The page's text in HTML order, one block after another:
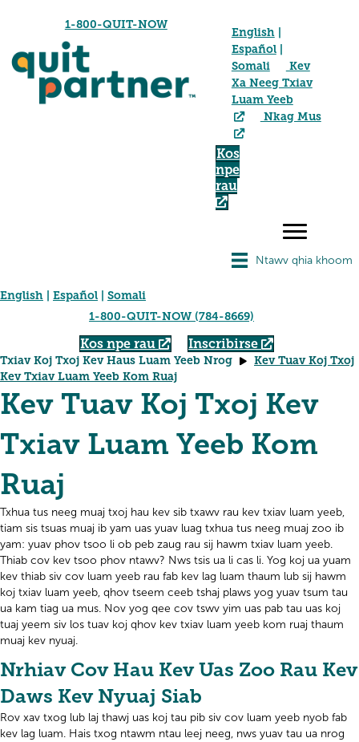
1-800-QUIT-NOW
English
Español|
Somali
Kev
Xa Neeg Txiav
Luam Yeeb
Nkag Mus
Kos
npe
rau
Ntawv qhia khoom
English | Español | Somali
1-800-QUIT-NOW (784-8669)
Kos npe rau Inscribirse
Txiav Koj Txoj Kev Haus Luam Yeeb Nrog
Kev Tuav Koj Txoj
Kev Txiav Luam Yeeb Kom Ruaj
Kev Tuav Koj Txoj Kev
Txiav Luam Yeeb Kom
Ruaj
Txhua tus neeg muaj txoj hau kev sib txawv rau kev txiav luam yeeb,
tiam sis tsuas muaj ib yam uas yuav luag txhua tus neeg muaj zoo ib
yam: yuav phov tsoo li ob peb zaug rau sij hawm txiav luam yeeb.
Thiab cov kev tsoo phov ntawv? Nws tsis ua li cas li. Yog koj ua yuam
kev thiab siv cov luam yeeb rau fab kev lag luam thaum lub sij hawm
koj txiav luam yeeb, qhov tseem ceeb tshaj plaws yog yuav tsum tau
ua kam tiag ua mus. Nov yog qee cov tswv yim uas pab tau uas koj
tuaj yeem siv los tuav koj qhov kev txiav luam yeeb kom ruaj thaum
muaj kev nyuaj.
Nrhiav Cov Hau Kev Uas Zoo Rau Kev
Daws Kev Nyuaj Siab
Rov xav txog lub laj thawj uas koj tau pib siv cov luam yeeb nyob fab
kev lag luam. Hais txog ntawm ntau leej neeg, nws yuav tau ua nrog